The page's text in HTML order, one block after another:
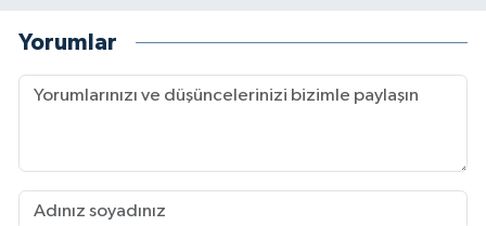
Yorumlar